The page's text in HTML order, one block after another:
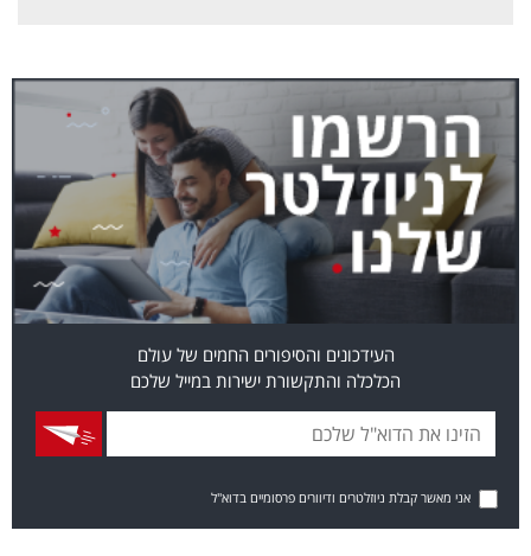
העידכונים והסיפורים החמים של עולם
הכלכלה והתקשורת ישירות במייל שלכם
אני מאשר קבלת ניוזלטרים ודיוורים פרסומיים בדוא"ל